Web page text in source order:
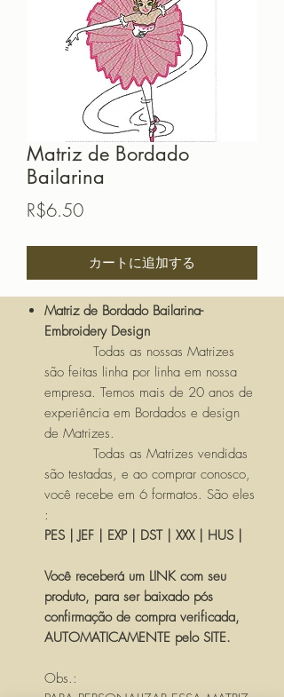
Matriz de Bordado
Bailarina
R$6.50価
カートに追加する
Matriz de Bordado Bailarina-
Embroidery Design
Todas as nossas Matrizes
são feitas linha por linha em nossa
empresa. Temos mais de 20 anos de
experiência em Bordados e design
de Matrizes.
Todas as Matrizes vendidas
são testadas, e ao comprar conosco,
você recebe em 6 formatos. São eles
:
PES | JEF | EXP | DST | XXX | HUS |
Você receberá um LINK com seu
produto, para ser baixado pós
confirmação de compra verificada,
AUTOMATICAMENTE pelo SITE.
Obs.: